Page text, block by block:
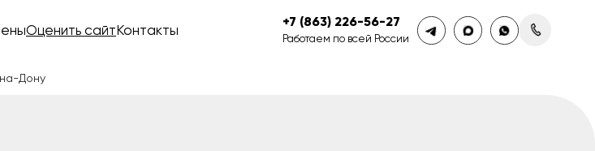
Оценить сайтКонтакты +7 (863) 226-56-27
Работаем по всей России
Дону